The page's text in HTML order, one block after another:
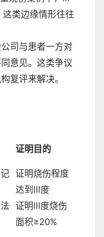
类边缘情形往往
司与患者一方对
意见。这类争议
复评来解决。
证明目的
证明烧伤程度
达到Ⅲ度
证明Ⅲ度烧伤
面积≥20%